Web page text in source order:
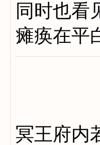
同时也看
瘫痪在平
冥王府内